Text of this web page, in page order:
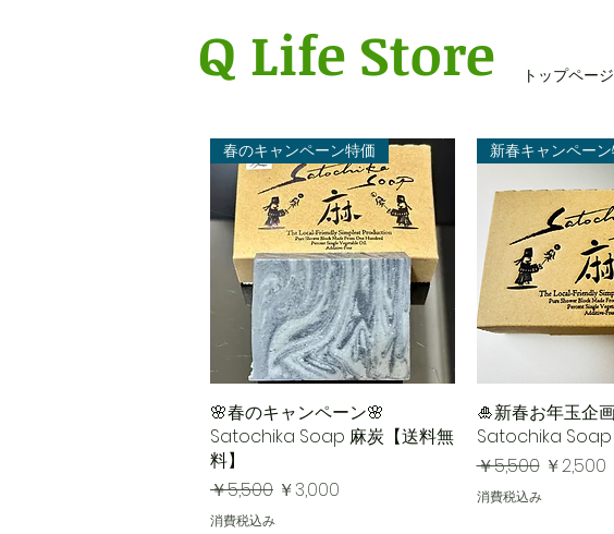
Q Life Store トップページ
クイックビュー
春のキャンペーン特価
🌸春のキャンペーン🌸
Satochika Soap 麻炭【送料無
料】
通常価格
￥5,500 セール価格
￥3,000
消費税込み
クイック
新春キャンペー
🎍新春お年玉企
Satochika Soap
通常価格
￥5,500 セール価
￥2,500
消費税込み